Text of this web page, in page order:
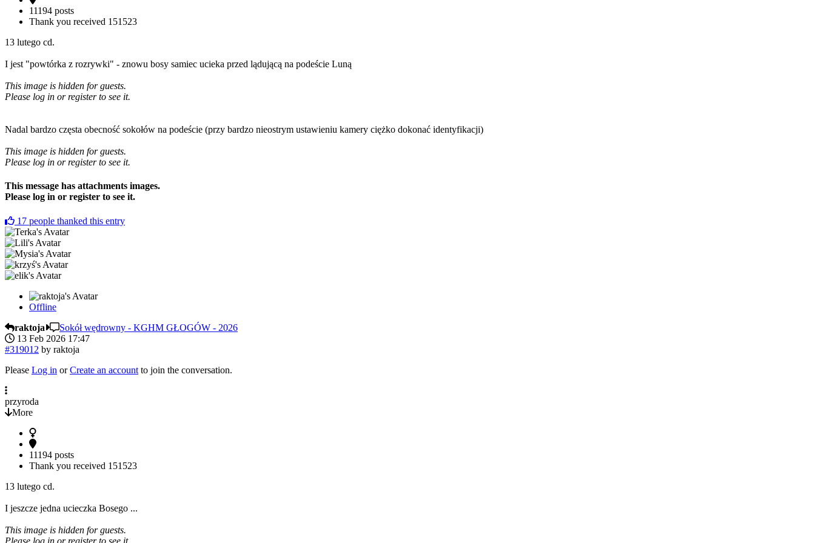
11194 posts
Thank you received 151523
13 lutego cd.
I jest "powtórka z rozrywki" - znowu bosy samiec ucieka przed lądującą na podeście Luną
This image is hidden for guests.
Please log in or register to see it.
Nadal bardzo częsta obecność sokołów na podeście (przy bardzo nieostrym ustawieniu kamery ciężko dokonać identyfikacji)
This image is hidden for guests.
Please log in or register to see it.
This message has attachments images.
Please log in or register to see it.
17 people thanked this entry
Offline
raktoja
Sokół wędrowny - KGHM GŁOGÓW - 2026
13 Feb 2026 17:47
#319012 by raktoja
Please Log in orCreate an account to join the conversation.
przyroda
More
11194 posts
Thank you received 151523
13 lutego cd.
I jeszcze jedna ucieczka Bosego ...
This image is hidden for guests.
Please log in or register to see it.